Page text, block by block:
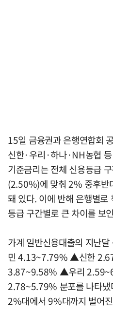
15일 금융권과 은행연합회
신한·우리·하나·NH농협
기준금리는 전체 신용등급
(2.50%)에 맞춰 2% 중후반
돼 있다. 이에 반해 은행별
등급 구간별로 큰 차이를 보
가계 일반신용대출의 지난
민 4.13~7.79% ▲신한
3.87~9.58% ▲우리
2.78~5.79% 분포를 나타냈
2%대에서 9%대까지 벌어